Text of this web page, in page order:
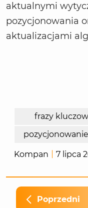
aktualnymi
pozycjonowania
aktualizacjami
frazy
pozycjonowanie
Kompan 7 lipca
Poprzedni